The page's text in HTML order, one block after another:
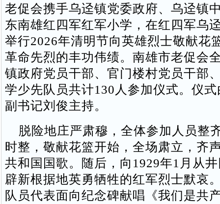
老促会携手乌迳镇党委政府、乌迳镇
东南雄红四军红军小学，在红四军乌
举行2026年清明节向英雄烈士敬献花
革命先烈的丰功伟绩。南雄市老促会
镇政府党员干部、官门楼村党员干部
学少先队员共计130人参加仪式。仪
副书记刘俊主持。
脱险地庄严肃穆，全体参加人员整
时整，敬献花篮开始，全场肃立，齐
共和国国歌。随后，向1929年1月从
辟新根据地英勇牺牲的红军烈士默哀
队员代表面向纪念碑献唱《我们是共